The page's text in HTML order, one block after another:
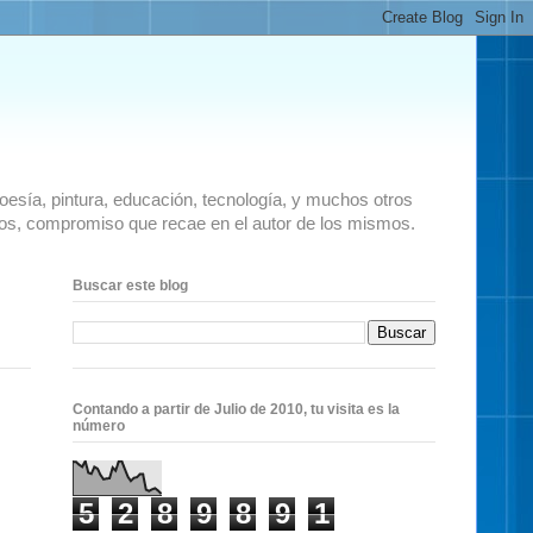
pintura, educación, tecnología, y muchos otros
compromiso que recae en el autor de los mismos.
Buscar este blog
Contando a partir de Julio de 2010, tu visita es la
número
5 2 8 9 8 9 1